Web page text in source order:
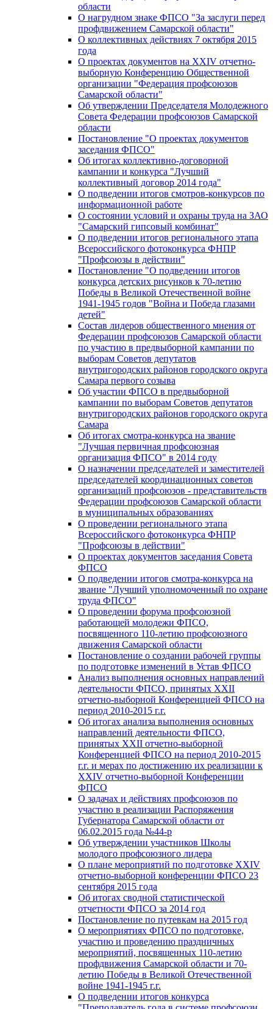
области
О нагрудном знаке ФПСО "За заслуги перед
профдвижением Самарской области"
О коллективных действиях 7 октября 2015
года
О проектах документов на XXIV отчетно-
выборную Конференцию Общественной
организации "Федерация профсоюзов
Самарской области"
Об утверждении Председателя Молодежного
Совета Федерации профсоюзов Самарской
области
Постановление "О проектах документов
заседания ФПСО"
Об итогах коллективно-договорной
кампании и конкурса "Лучший
коллективный договор 2014 года"
О подведении итогов смотров-конкурсов по
информационной работе
О состоянии условий и охраны труда на ЗАО
"Самарский гипсовый комбинат"
О подведении итогов регионального этапа
Всероссийского фотоконкурса ФНПР
"Профсоюзы в действии"
Постановление "О подведении итогов
конкурса детских рисунков к 70-летию
Победы в Великой Отечественной войне
1941-1945 годов "Война и Победа глазами
детей"
Состав лидеров общественного мнения от
Федерации профсоюзов Самарской области
по участию в предвыборной кампании по
выборам Советов депутатов
внутригородских районов городского округа
Самара первого созыва
Об участии ФПСО в предвыборной
кампании по выборам Советов депутатов
внутригородских районов городского округа
Самара
Об итогах смотра-конкурса на звание
"Лучшая первичная профсоюзная
организация ФПСО" в 2014 году
О назначении председателей и заместителей
председателей координационных советов
организаций профсоюзов - представительств
Федерации профсоюзов Самарской области
в муниципальных образованиях
О проведении регионального этапа
Всероссийского фотоконкурса ФНПР
"Профсоюзы в действии"
О проектах документов заседания Совета
ФПСО
О подведении итогов смотра-конкурса на
звание "Лучший уполномоченный по охране
труда ФПСО"
О проведении форума профсоюзной
работающей молодежи ФПСО,
посвященного 110-летию профсоюзного
движения Самарской области
Постановление о создании рабочей группы
по подготовке изменений в Устав ФПСО
Анализ выполнения основных направлений
деятельности ФПСО, принятых XXII
отчетно-выборной Конференцией ФПСО на
период 2010-2015 г.г.
Об итогах анализа выполнения основных
направлений деятельности ФПСО,
принятых XXII отчетно-выборной
Конференцией ФПСО на период 2010-2015
г.г. и мерах по достижению их реализации к
XXIV отчетно-выборной Конференции
ФПСО
О задачах и действиях профсоюзов по
участию в реализации Распоряжения
Губернатора Самарской области от
06.02.2015 года №44-р
Об утверждении участников Школы
молодого профсоюзного лидера
О плане мероприятий по подготовке XXIV
отчетно-выборной конференции ФПСО 23
сентября 2015 года
Об итогах сводной статистической
отчетности ФПСО за 2014 год
Постановление по путевкам на 2015 год
О мероприятиях ФПСО по подготовке,
участию и проведению праздничных
мероприятий, посвященных 110-летию
профдвижения Самарской области и 70-
летию Победы в Великой Отечественной
войне 1941-1945 г.г.
О подведении итогов конкурса